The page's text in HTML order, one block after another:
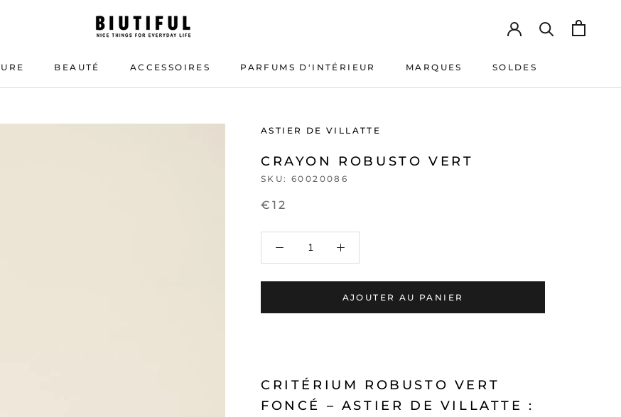
BEAUTÉ
ACCESSOIRES
PARFUMS D'INTÉRIEUR
MARQUES
SOLDES
ASTIER DE VILLATTE
CRAYON ROBUSTO VERT
SKU: 60020086
€12
AJOUTER AU PANIER
CRITÉRIUM ROBUSTO VERT
FONCÉ – ASTIER DE VILLATTE :